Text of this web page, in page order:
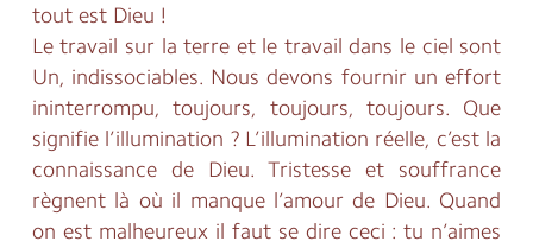
tout est Dieu !
Le travail sur la terre et le travail dans le ciel sont
Un, indissociables. Nous devons fournir un effort
ininterrompu, toujours, toujours, toujours. Que
signifie l’illumination ? L’illumination réelle, c’est la
connaissance de Dieu. Tristesse et souffrance
règnent là où il manque l’amour de Dieu. Quand
on est malheureux il faut se dire ceci : tu n’aimes